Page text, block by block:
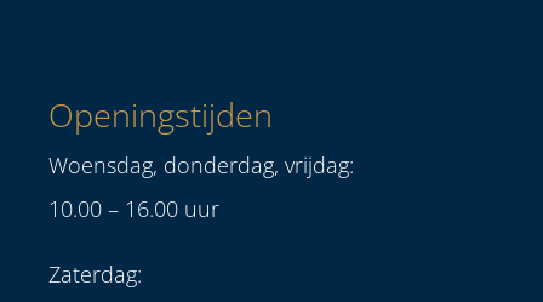
Openingstijden
Woensdag, donderdag, vrijdag:
10.00 – 16.00 uur
Zaterdag: